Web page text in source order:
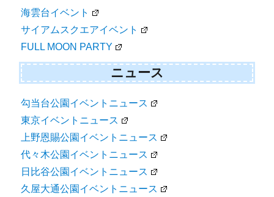
海雲台イベント
サイアムスクエアイベント
FULL MOON PARTY
ニュース
勾当台公園イベントニュース
東京イベントニュース
上野恩賜公園イベントニュース
代々木公園イベントニュース
日比谷公園イベントニュース
久屋大通公園イベントニュース